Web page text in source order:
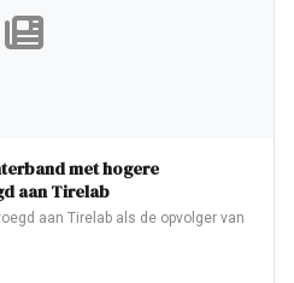
met hogere
aan Tirelab
aan Tirelab als de opvolger van